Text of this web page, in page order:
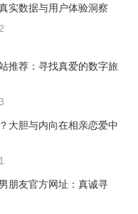
实数据与用户体验洞察
推荐：寻找真爱的数字旅
大胆与内向在相亲恋爱中
朋友官方网址：真诚寻